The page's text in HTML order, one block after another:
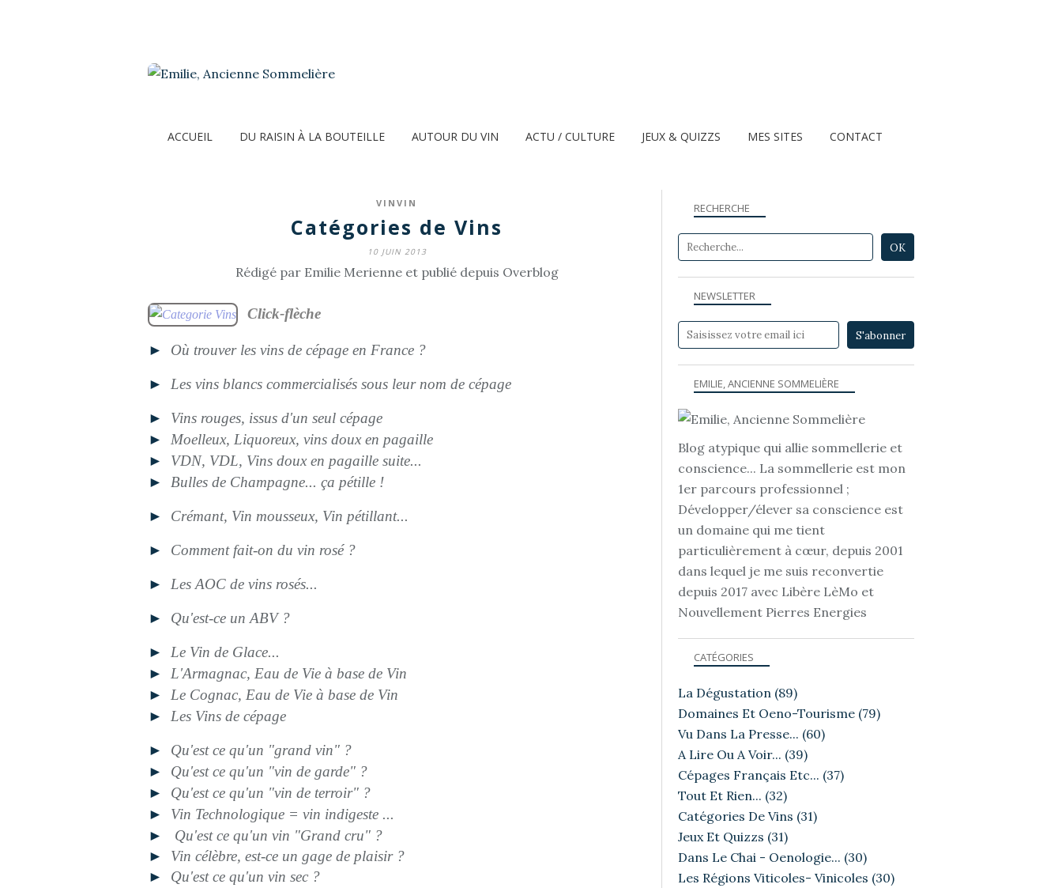
ACCUEIL DU RAISIN À LA BOUTEILLE AUTOUR DU VIN ACTU / CULTURE JEUX & QUIZZS MES SITES CONTACT
VINVIN
Catégories de Vins
10 JUIN 2013
Rédigé par Emilie Merienne et publié depuis Overblog
Click-flèche
► Où trouver les vins de cépage en France ?
► Les vins blancs commercialisés sous leur nom de cépage
►
Vins rouges, issus d'un seul cépage
►
Moelleux, Liquoreux, vins doux en pagaille
►
VDN, VDL, Vins doux en pagaille suite...
►
Bulles de Champagne... ça pétille !
► Crémant, Vin mousseux, Vin pétillant...
► Comment fait-on du vin rosé ?
► Les AOC de vins rosés...
► Qu'est-ce un ABV ?
►
Le Vin de Glace...
►
L'Armagnac, Eau de Vie à base de Vin
►
Le Cognac, Eau de Vie à base de Vin
►
Les Vins de cépage
►
Qu'est ce qu'un "grand vin" ?
►
Qu'est ce qu'un "vin de garde" ?
►
Qu'est ce qu'un "vin de terroir" ?
►
Vin Technologique = vin indigeste ...
►
Qu'est ce qu'un vin "Grand cru" ?
►
Vin célèbre, est-ce un gage de plaisir ?
►
Qu'est ce qu'un vin sec ?
NEWSLETTER
RECHERCHE
EMILIE, ANCIENNE SOMMELIÈRE
Blog atypique qui allie sommellerie et
conscience... La sommellerie est mon
1er parcours professionnel ;
Développer/élever sa conscience est
un domaine qui me tient
particulièrement à cœur, depuis 2001
dans lequel je me suis reconvertie
depuis 2017 avec Libère LèMo et
Nouvellement Pierres Energies
CATÉGORIES
La Dégustation (89)
Domaines Et Oeno-Tourisme (79)
Vu Dans La Presse... (60)
A Lire Ou A Voir... (39)
Cépages Français Etc... (37)
Tout Et Rien... (32)
Catégories De Vins (31)
Jeux Et Quizzs (31)
Dans Le Chai - Oenologie... (30)
Les Régions Viticoles- Vinicoles (30)